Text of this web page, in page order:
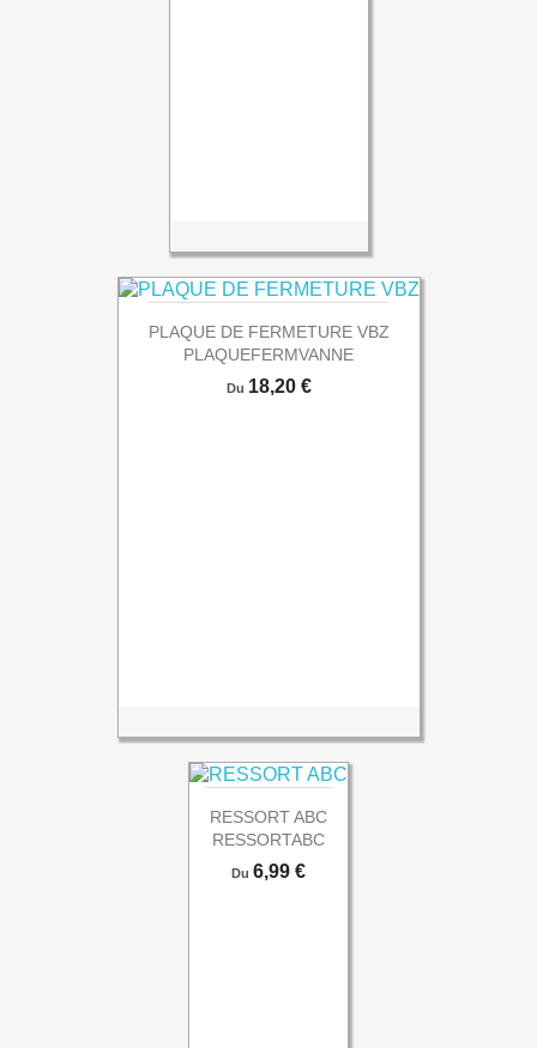
PLAQUE DE FERMETURE VBZ
PLAQUEFERMVANNE
Du Prix
18,20 €
RESSORT ABC
RESSORTABC
Du Prix
6,99 €